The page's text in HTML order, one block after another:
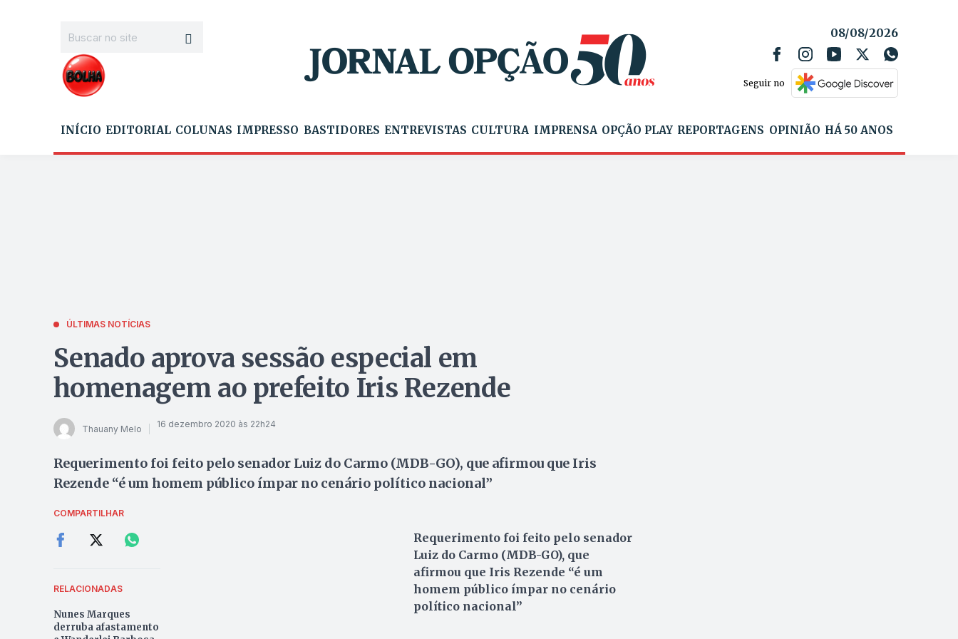
08/08/2026
Seguir no
INÍCIO EDITORIAL COLUNAS IMPRESSO BASTIDORES ENTREVISTAS CULTURA IMPRENSA OPÇÃO PLAY REPORTAGENS OPINIÃO HÁ 50 ANOS
ÚLTIMAS NOTÍCIAS
Senado aprova sessão especial em
homenagem ao prefeito Iris Rezende
Thauany Melo 16 dezembro 2020 às 22h24
Requerimento foi feito pelo senador Luiz do Carmo (MDB-GO), que afirmou que Iris
Rezende “é um homem público ímpar no cenário político nacional”
COMPARTILHAR
RELACIONADAS
Nunes Marques
derruba afastamento
Requerimento foi feito pelo senador
Luiz do Carmo (MDB-GO), que
afirmou que Iris Rezende “é um
homem público ímpar no cenário
político nacional”